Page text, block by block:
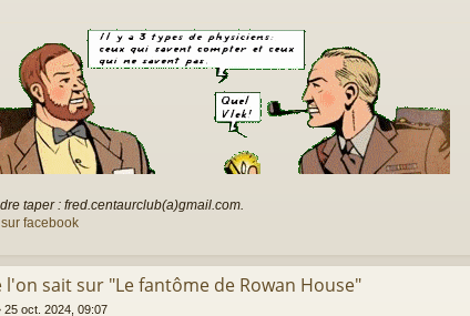
taper : fred.centaurclub(a)gmail.com.
facebook
l'on sait sur "Le fantôme de Rowan House"
25 oct. 2024, 09:07